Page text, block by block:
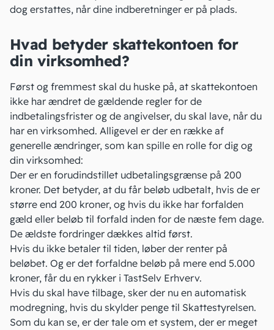
dog erstattes, når dine indberetninger er på plads.
Hvad betyder skattekontoen for
din virksomhed?
Først og fremmest skal du huske på, at skattekontoen
ikke har ændret de gældende regler for de
indbetalingsfrister og de angivelser, du skal lave, når du
har en virksomhed. Alligevel er der en række af
generelle ændringer, som kan spille en rolle for dig og
din virksomhed:
Der er en forudindstillet udbetalingsgrænse på 200
kroner. Det betyder, at du får beløb udbetalt, hvis de er
større end 200 kroner, og hvis du ikke har forfalden
gæld eller beløb til forfald inden for de næste fem dage.
De ældste fordringer dækkes altid først.
Hvis du ikke betaler til tiden, løber der renter på
beløbet. Og er det forfaldne beløb på mere end 5.000
kroner, får du en rykker i TastSelv Erhverv.
Hvis du skal have tilbage, sker der nu en automatisk
modregning, hvis du skylder penge til Skattestyrelsen.
Som du kan se, er der tale om et system, der er meget